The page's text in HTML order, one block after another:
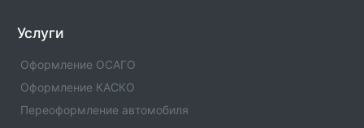
Услуги
Оформление ОСАГО
Оформление КАСКО
Переоформление автомобиля